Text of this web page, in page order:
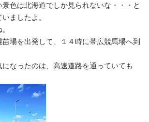
色は北海道でしか見られないな・・・と
ましたよ。
苗場を出発して、１４時に帯広競馬場へ到
なったのは、高速道路を通っていても